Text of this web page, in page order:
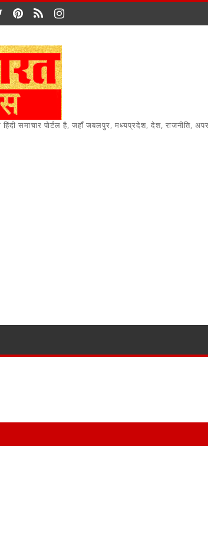
समाचार पोर्टल है, जहाँ जबलपुर, मध्यप्रदेश, देश, राजनीति,